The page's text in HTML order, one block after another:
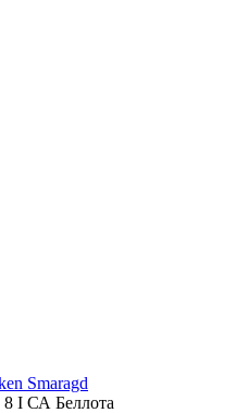
Smaragd
8 I СА Беллота